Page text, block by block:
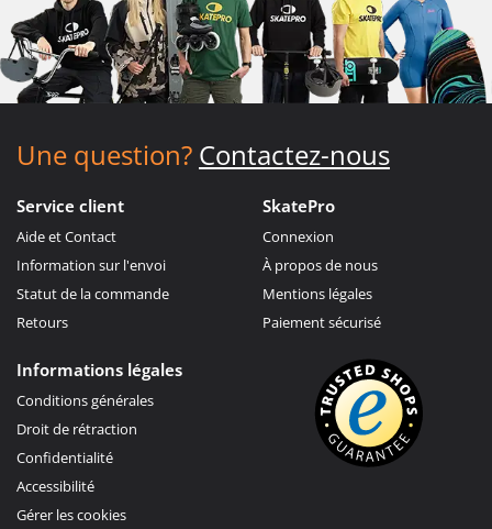
Une question? Contactez-nous
Service client
Aide et Contact
Information sur l'envoi
Statut de la commande
Retours
SkatePro
Connexion
À propos de nous
Mentions légales
Paiement sécurisé
Informations légales
Conditions générales
Droit de rétraction
Confidentialité
Accessibilité
Gérer les cookies